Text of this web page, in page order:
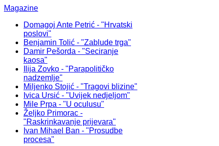
Magazine
Domagoj Ante Petrić - "Hrvatski
poslovi"
Benjamin Tolić - "Zablude trga"
Damir Pešorda - "Seciranje
kaosa"
Ilija Zovko - "Parapolitičko
nadzemlje"
Miljenko Stojić - "Tragovi blizine"
Ivica Ursić - "Uvijek nedjeljom"
Mile Prpa - "U oculusu"
Željko Primorac -
"Raskrinkavanje prijevara"
Ivan Mihael Ban - "Prosudbe
procesa"